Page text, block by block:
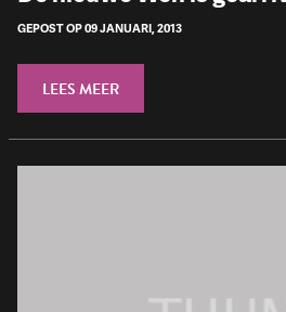
GEPOST OP 09 JANUARI, 2013
LEES MEER